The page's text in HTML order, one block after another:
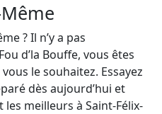
? Il n’y a pas
d’la Bouffe, vous êtes
le souhaitez. Essayez
dès aujourd’hui et
meilleurs à Saint-Félix-